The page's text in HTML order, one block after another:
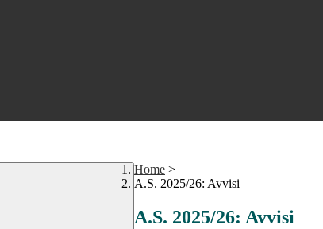
Home >
A.S. 2025/26: Avvisi
A.S. 2025/26: Avvisi